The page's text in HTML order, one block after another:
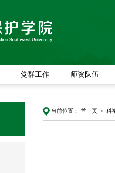
党群工作 师资队伍
当前位置： 首 页> 科